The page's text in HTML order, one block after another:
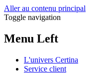
Aller au contenu principal
Toggle navigation
Menu Left
L'univers Certina
Service client